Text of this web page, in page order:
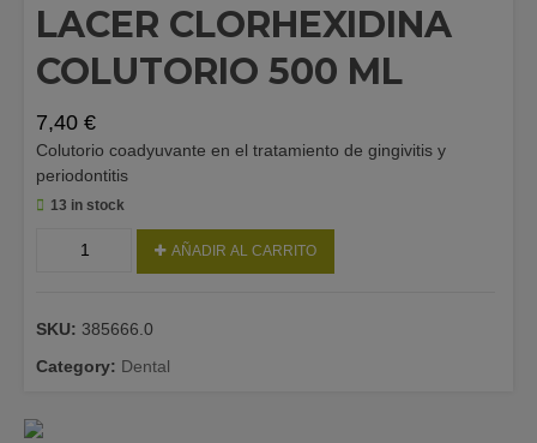
LACER CLORHEXIDINA
COLUTORIO 500 ML
7,40 €
Colutorio coadyuvante en el tratamiento de gingivitis y
periodontitis
13 in stock
ML
quantity
AÑADIR AL CARRITO
SKU: 385666.0
Category: Dental